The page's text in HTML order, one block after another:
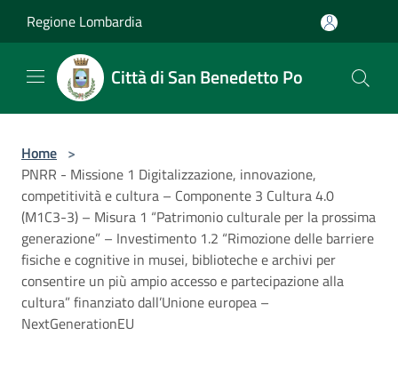
Regione Lombardia
Città di San Benedetto Po
Home >
PNRR - Missione 1 Digitalizzazione, innovazione,
competitività e cultura – Componente 3 Cultura 4.0
(M1C3-3) – Misura 1 “Patrimonio culturale per la prossima
generazione” – Investimento 1.2 “Rimozione delle barriere
fisiche e cognitive in musei, biblioteche e archivi per
consentire un più ampio accesso e partecipazione alla
cultura” finanziato dall’Unione europea –
NextGenerationEU